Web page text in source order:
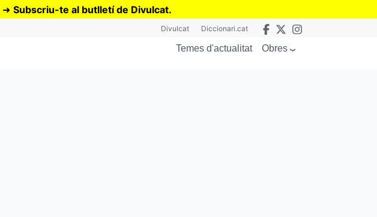
➜ Subscriu-te al butlletí de Divulcat.
Divulcat Diccionari.cat
Temes d'actualitat Obres